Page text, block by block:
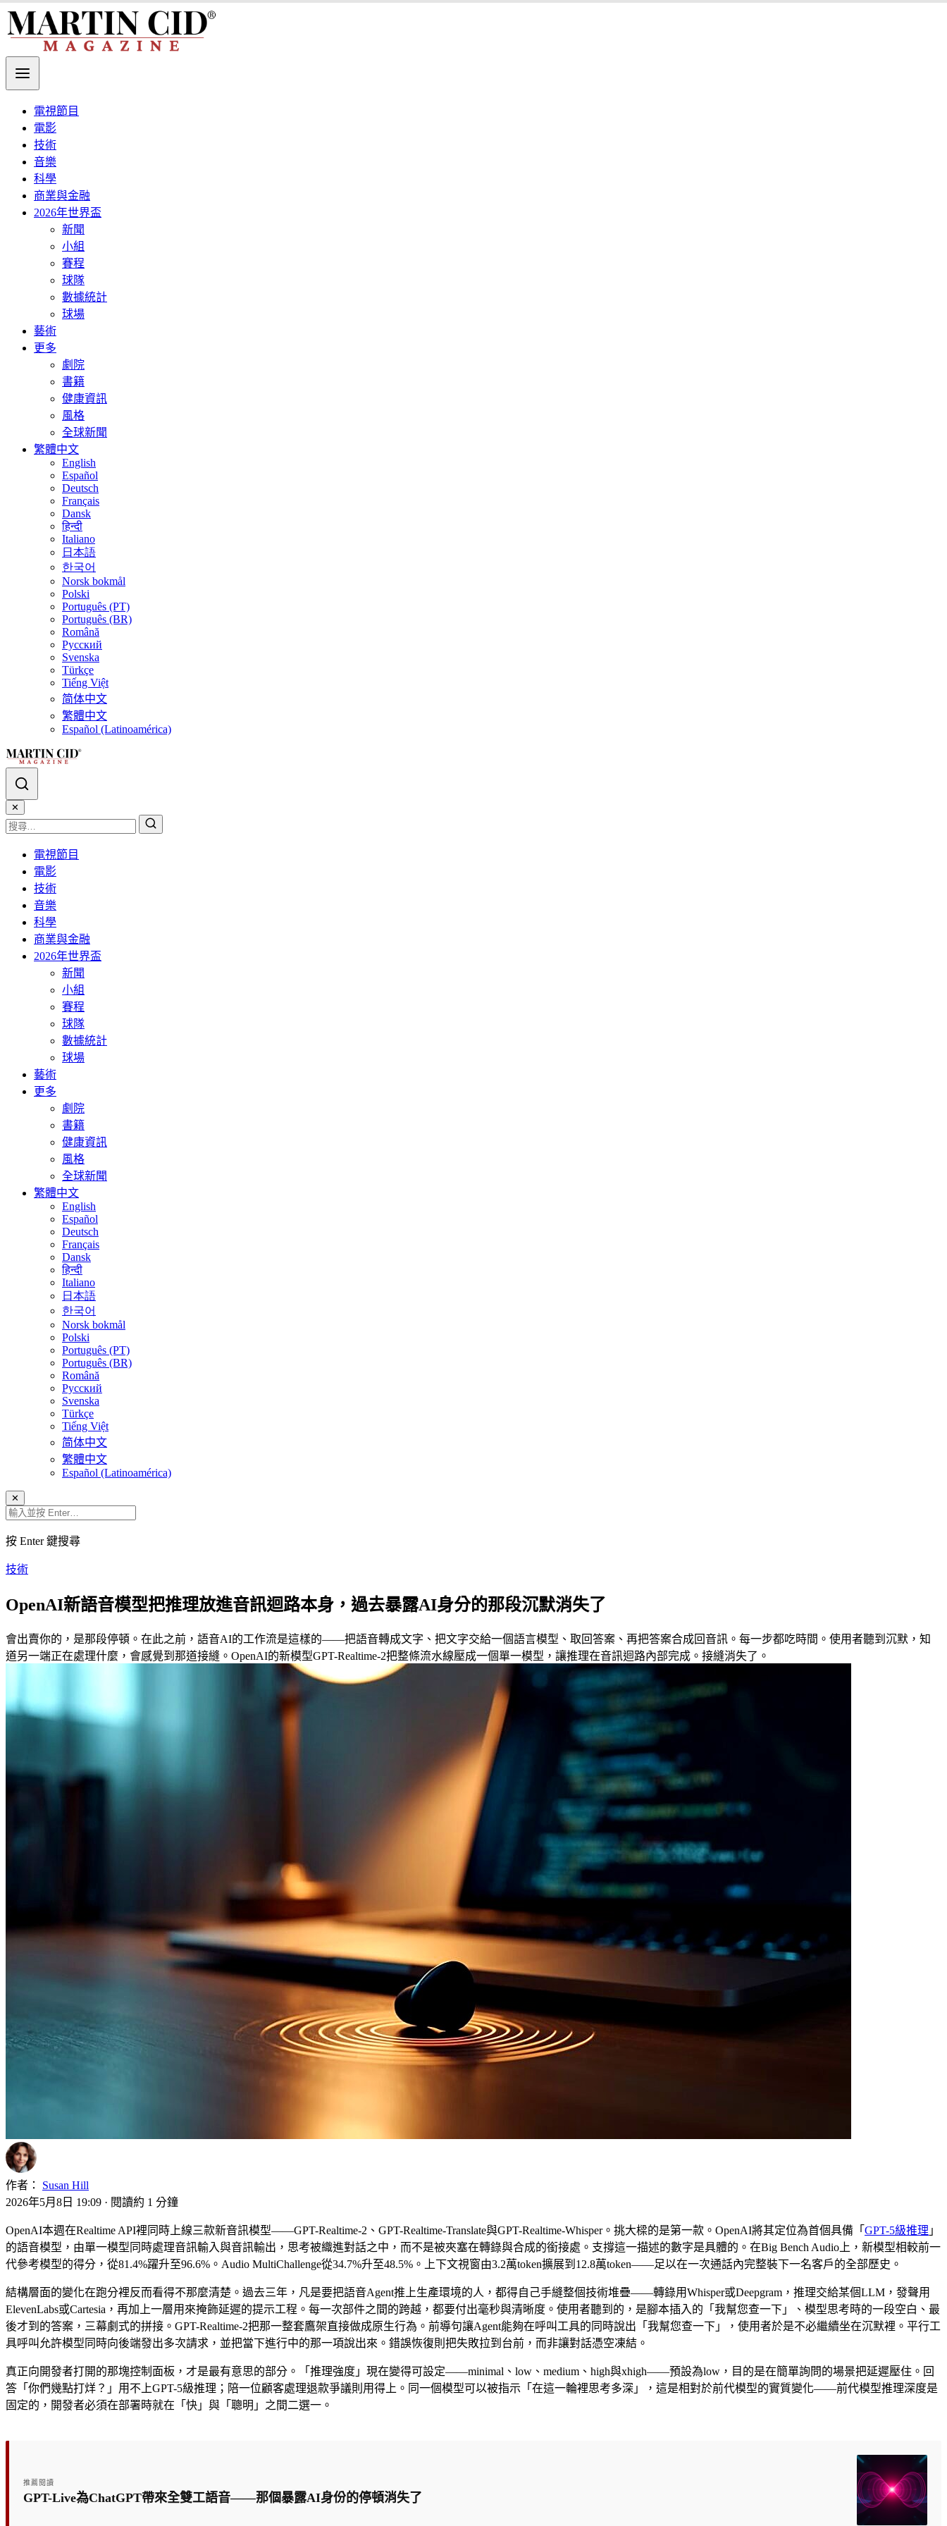
電視節目
電影
技術
音樂
科學
商業與金融
2026年世界盃
新聞
小組
賽程
球隊
數據統計
球場
藝術
更多
劇院
書籍
健康資訊
風格
全球新聞
繁體中文
English
Español
Deutsch
Français
Dansk
हिन्दी
Italiano
日本語
한국어
Norsk bokmål
Polski
Português (PT)
Português (BR)
Română
Русский
Svenska
Türkçe
Tiếng Việt
简体中文
繁體中文
Español (Latinoamérica)
✕
電視節目
電影
技術
音樂
科學
商業與金融
2026年世界盃
新聞
小組
賽程
球隊
數據統計
球場
藝術
更多
劇院
書籍
健康資訊
風格
全球新聞
繁體中文
English
Español
Deutsch
Français
Dansk
हिन्दी
Italiano
日本語
한국어
Norsk bokmål
Polski
Português (PT)
Português (BR)
Română
Русский
Svenska
Türkçe
Tiếng Việt
简体中文
繁體中文
Español (Latinoamérica)
✕
按 Enter 鍵搜尋
技術
OpenAI新語音模型把推理放進音訊迴路本身，過去暴露AI身分的那段沉默消失了
會出賣你的，是那段停頓。在此之前，語音AI的工作流是這樣的——把語音轉成文字、把文字交給一個語言模型、取回答案、再把答案合成回音訊。每一步都吃時間。使用者聽到沉默，知
道另一端正在處理什麼，會感覺到那道接縫。OpenAI的新模型GPT-Realtime-2把整條流水線壓成一個單一模型，讓推理在音訊迴路內部完成。接縫消失了。
作者：
Susan Hill
2026年5月8日 19:09 · 閱讀約 1 分鐘
OpenAI本週在Realtime API裡同時上線三款新音訊模型——GPT-Realtime-2、GPT-Realtime-Translate與GPT-Realtime-Whisper。挑大樑的是第一款。OpenAI將其定位為首個具備「 GPT-5級推理 」
的語音模型，由單一模型同時處理音訊輸入與音訊輸出，思考被織進對話之中，而不是被夾塞在轉錄與合成的銜接處。支撐這一描述的數字是具體的。在Big Bench Audio上，新模型相較前一
代參考模型的得分，從81.4%躍升至96.6%。Audio MultiChallenge從34.7%升至48.5%。上下文視窗由3.2萬token擴展到12.8萬token——足以在一次通話內完整裝下一名客戶的全部歷史。
結構層面的變化在跑分裡反而看得不那麼清楚。過去三年，凡是要把語音Agent推上生產環境的人，都得自己手縫整個技術堆疊——轉錄用Whisper或Deepgram，推理交給某個LLM，發聲用
ElevenLabs或Cartesia，再加上一層用來掩飾延遲的提示工程。每一次部件之間的跨越，都要付出毫秒與清晰度。使用者聽到的，是腳本插入的「我幫您查一下」、模型思考時的一段空白、最
後才到的答案，三幕劇式的拼接。GPT-Realtime-2把那一整套鷹架直接做成原生行為。前導句讓Agent能夠在呼叫工具的同時說出「我幫您查一下」，使用者於是不必繼續坐在沉默裡。平行工
具呼叫允許模型同時向後端發出多次請求，並把當下進行中的那一項說出來。錯誤恢復則把失敗拉到台前，而非讓對話憑空凍結。
真正向開發者打開的那塊控制面板，才是最有意思的部分。「推理強度」現在變得可設定——minimal、low、medium、high與xhigh——預設為low，目的是在簡單詢問的場景把延遲壓住。回
答「你們幾點打烊？」用不上GPT-5級推理；陪一位顧客處理退款爭議則用得上。同一個模型可以被指示「在這一輪裡思考多深」，這是相對於前代模型的實質變化——前代模型推理深度是
固定的，開發者必須在部署時就在「快」與「聰明」之間二選一。
推薦閱讀
GPT-Live為ChatGPT帶來全雙工語音——那個暴露AI身份的停頓消失了